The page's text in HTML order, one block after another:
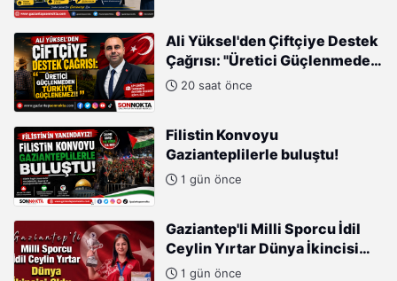
Ali Yüksel'den Çiftçiye Destek
Çağrısı: "Üretici Güçlenmeden
Türkiye Güçlenemez!"
20 saat önce
Filistin Konvoyu
Gazianteplilerle buluştu!
1 gün önce
Gaziantep'li Milli Sporcu İdil
Ceylin Yırtar Dünya İkincisi
Oldu1 gün önce